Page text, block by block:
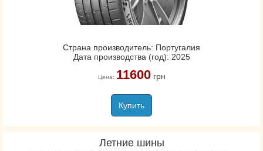
Страна производитель: Португалия
Дата производства (год): 2025
Цена: 11600грн
Купить
Летние шины